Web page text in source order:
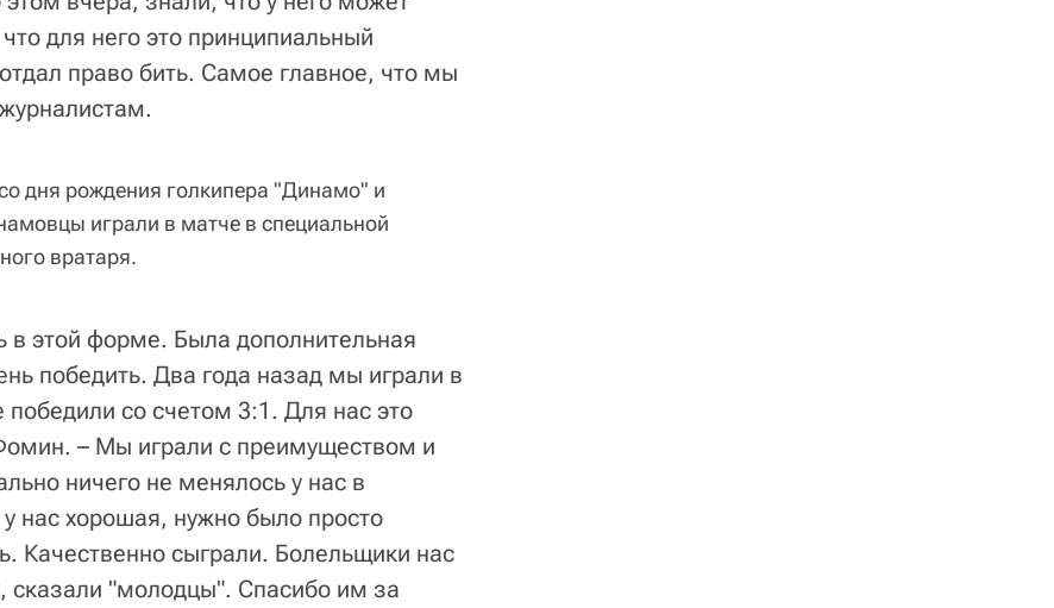
для него это принципиальный
право бить. Самое главное, что мы
дня рождения голкипера "Динамо" и
играли в матче в специальной
вратаря.
в этой форме. Была дополнительная
победить. Два года назад мы играли в
со счетом 3:1. Для нас это
– Мы играли с преимуществом и
ничего не менялось у нас в
нас хорошая, нужно было просто
Качественно сыграли. Болельщики нас
сказали "молодцы". Спасибо им за